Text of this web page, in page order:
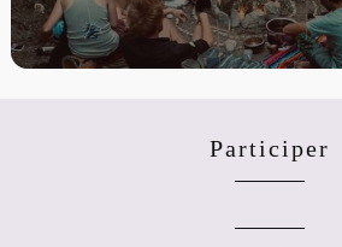
Participer